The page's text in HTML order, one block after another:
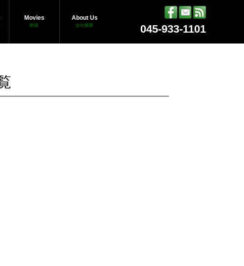
Movies
動画
About Us
会社概要 045-933-1101